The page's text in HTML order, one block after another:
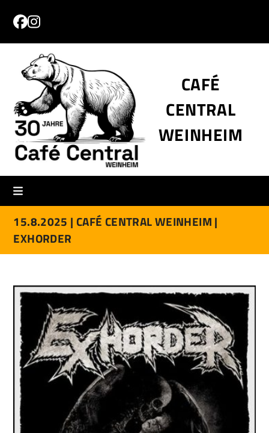
content
Facebook
Instagram
CAFÉ
CENTRAL
WEINHEIM
15.8.2025 | CAFÉ CENTRAL WEINHEIM |
EXHORDER